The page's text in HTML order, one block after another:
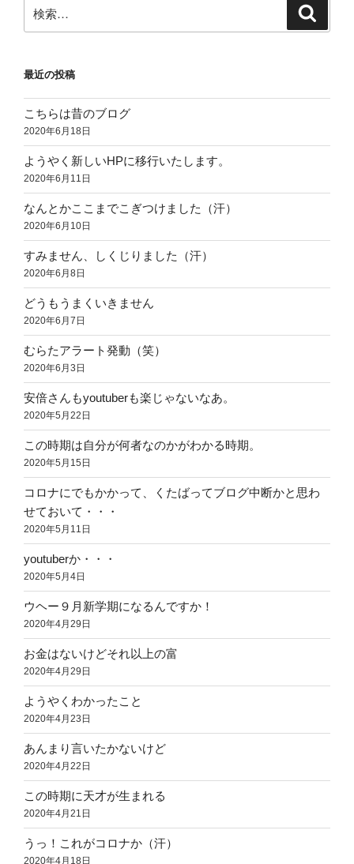
索:
最近の投稿
こちらは昔のブログ
2020年6月18日
ようやく新しいHPに移行いたします。
2020年6月11日
なんとかここまでこぎつけました（汗）
2020年6月10日
すみません、しくじりました（汗）
2020年6月8日
どうもうまくいきません
2020年6月7日
むらたアラート発動（笑）
2020年6月3日
安倍さんもyoutuberも楽じゃないなあ。
2020年5月22日
この時期は自分が何者なのかがわかる時期。
2020年5月15日
コロナにでもかかって、くたばってブログ中断かと思わ
せておいて・・・
2020年5月11日
youtuberか・・・
2020年5月4日
ウヘー９月新学期になるんですか！
2020年4月29日
お金はないけどそれ以上の富
2020年4月29日
ようやくわかったこと
2020年4月23日
あんまり言いたかないけど
2020年4月22日
この時期に天才が生まれる
2020年4月21日
うっ！これがコロナか（汗）
2020年4月18日